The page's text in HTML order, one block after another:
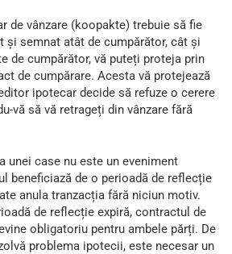
de vânzare (koopakte) trebuie să fie
și semnat atât de cumpărător, cât și
de cumpărător, vă puteți proteja prin
de cumpărare. Acesta vă protejează
ipotecar decide să refuze o cerere
vă să vă retrageți din vânzare fără
unei case nu este un eveniment
beneficiază de o perioadă de reflecție
anula tranzacția fără niciun motiv.
de reflecție expiră, contractul de
obligatoriu pentru ambele părți. De
problema ipotecii, este necesar un